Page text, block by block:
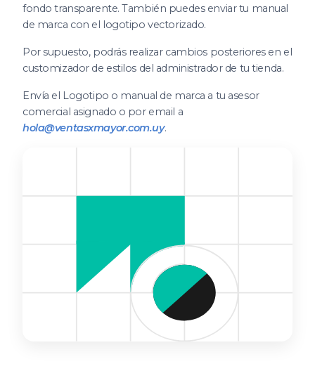
fondo transparente. También puedes enviar tu manual
de marca con el logotipo vectorizado.
Por supuesto, podrás realizar cambios posteriores en el
customizador de estilos del administrador de tu tienda.
Envía el Logotipo o manual de marca a tu asesor
comercial asignado o por email a
hola@ventasxmayor.com.uy.